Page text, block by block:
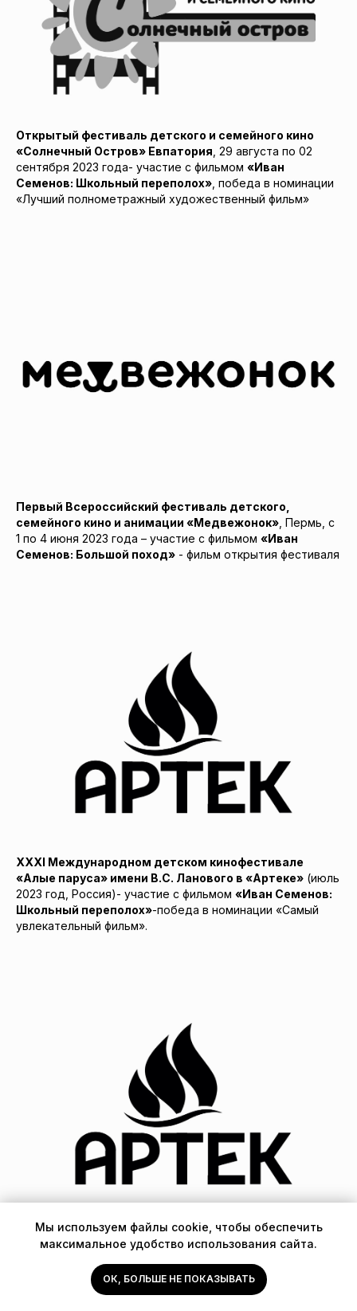
Открытый фестиваль детского и семейного кино
«Солнечный Остров» Евпатория , 29 августа по 02
сентября 2023 года- участие с фильмом «Иван
Семенов: Школьный переполох» , победа в номинации
«Лучший полнометражный художественный фильм»
Первый Всероссийский фестиваль детского,
семейного кино и анимации «Медвежонок» , Пермь, с
1 по 4 июня 2023 года – участие с фильмом «Иван
Семенов: Большой поход» - фильм открытия фестиваля
XXXI Международном детском кинофестивале
«Алые паруса» имени В.С. Ланового в «Артеке» (июль
2023 год, Россия)- участие с фильмом «Иван Семенов:
Школьный переполох»-победа в номинации «Самый
увлекательный фильм».
XXXI Международном детском кинофестивале
«Алые паруса» имени В.С. Ланового в «Артеке» (июль
2023 год, Россия) - участие с фильмом«Иван Семенов:
Большой поход»- фильм закрытие фестиваля
Мы используем файлы cookie, чтобы обеспечить
максимальное удобство использования сайта.
ОК, БОЛЬШЕ НЕ ПОКАЗЫВАТЬ